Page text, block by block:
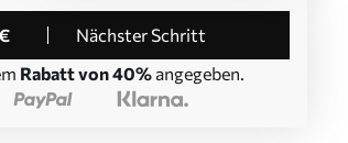
Nächster Schritt
Rabatt von 40% angegeben.